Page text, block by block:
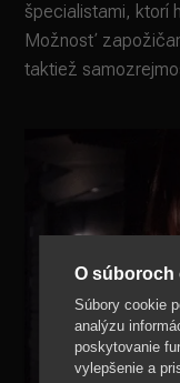
špecialistami, ktorí
Možnosť
taktiež
O súboroch
Súbory cookie
analýzu
poskytovanie
vylepšenie a